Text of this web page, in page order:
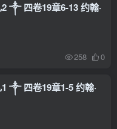
༒ 四卷19章6-13 约翰·
258 0
༒ 四卷19章1-5 约翰·